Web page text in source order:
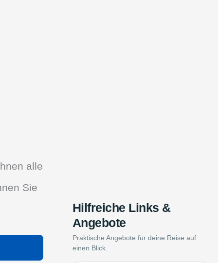
alle
Sie
Hilfreiche Links &
Angebote
Praktische Angebote für deine Reise auf
einen Blick.